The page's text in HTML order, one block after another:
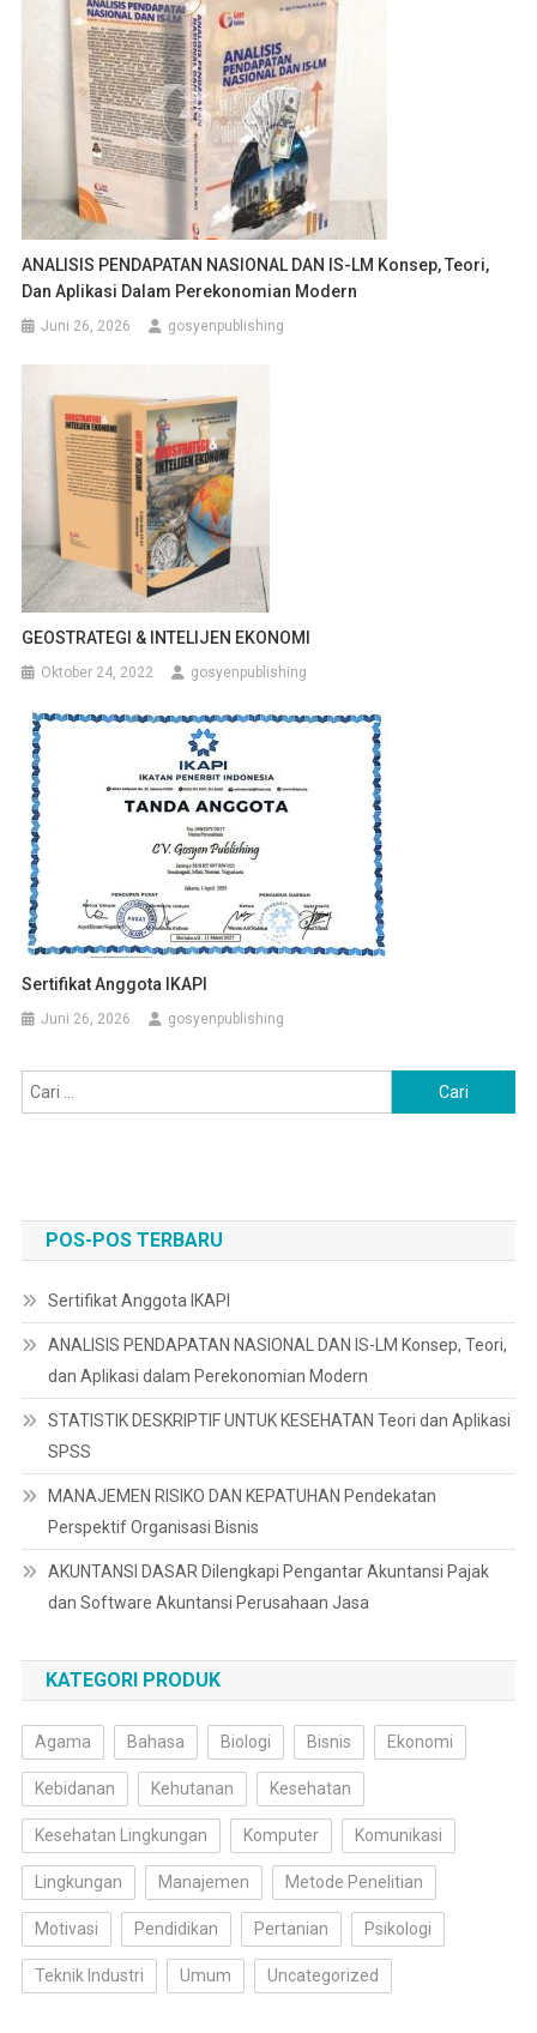
ANALISIS PENDAPATAN NASIONAL DAN IS-LM Konsep, Teori,
Dan Aplikasi Dalam Perekonomian Modern
Juni 26, 2026 gosyenpublishing
GEOSTRATEGI & INTELIJEN EKONOMI
Oktober 24, 2022 gosyenpublishing
Sertifikat Anggota IKAPI
Juni 26, 2026 gosyenpublishing
untuk:
POS-POS TERBARU
Sertifikat Anggota IKAPI
ANALISIS PENDAPATAN NASIONAL DAN IS-LM Konsep, Teori,
dan Aplikasi dalam Perekonomian Modern
STATISTIK DESKRIPTIF UNTUK KESEHATAN Teori dan Aplikasi
SPSS
MANAJEMEN RISIKO DAN KEPATUHAN Pendekatan
Perspektif Organisasi Bisnis
AKUNTANSI DASAR Dilengkapi Pengantar Akuntansi Pajak
dan Software Akuntansi Perusahaan Jasa
KATEGORI PRODUK
Agama Bahasa Biologi Bisnis Ekonomi
Kebidanan Kehutanan Kesehatan
Kesehatan Lingkungan Komputer Komunikasi
Lingkungan Manajemen Metode Penelitian
Motivasi Pendidikan Pertanian Psikologi
Teknik Industri Umum Uncategorized